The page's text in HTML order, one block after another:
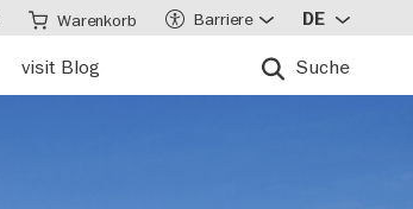
visit Blog Suche
Warenkorb Barriere DE